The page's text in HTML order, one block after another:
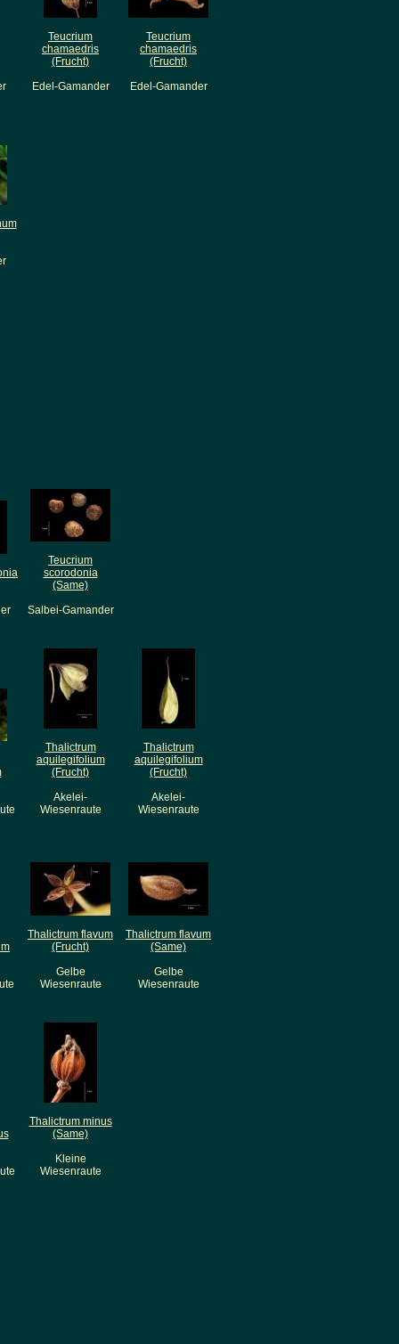
Teucrium
chamaedris
(Frucht)
Edel-Gamander
Teucrium
chamaedris
(Frucht)
Edel-Gamander
Teucrium
scorodonia
(Same)
Salbei-Gamander
Thalictrum
aquilegifolium
(Frucht)
Akelei-
Wiesenraute
Thalictrum
aquilegifolium
(Frucht)
Akelei-
Wiesenraute
Thalictrum flavum
(Frucht)
Gelbe
Wiesenraute
Thalictrum flavum
(Same)
Gelbe
Wiesenraute
Thalictrum minus
(Same)
Kleine
Wiesenraute